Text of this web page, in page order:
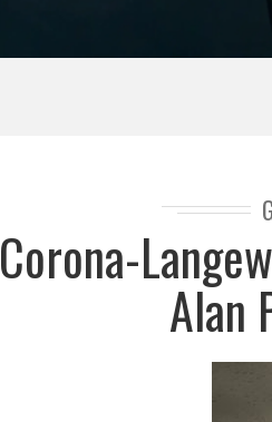
Corona-
Alan